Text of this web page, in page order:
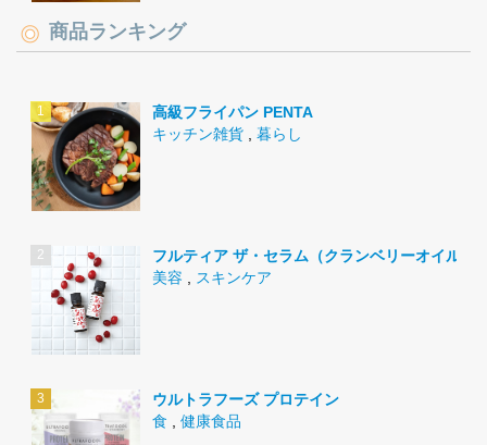
商品ランキング
高級フライパン PENTA
キッチン雑貨
暮らし
フルティア ザ・セラム（クランベリーオイル）
美容
スキンケア
ウルトラフーズ プロテイン
食
健康食品